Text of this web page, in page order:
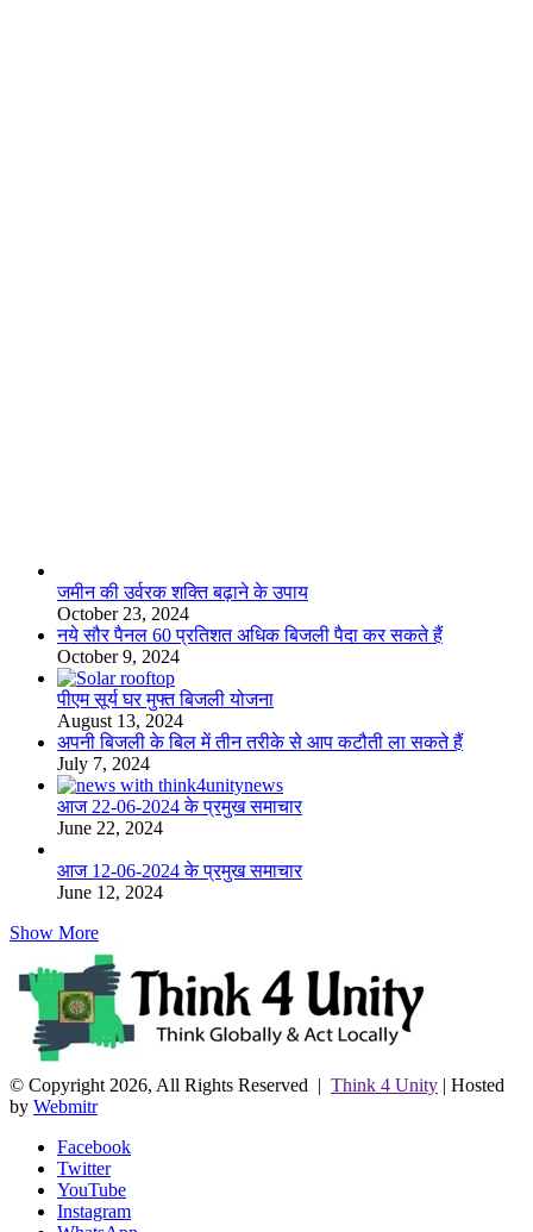
जमीन की उर्वरक शक्ति बढ़ाने के उपाय
October 23, 2024
नये सौर पैनल 60 प्रतिशत अधिक बिजली पैदा कर सकते हैं
October 9, 2024
पीएम सूर्य घर मुफ्त बिजली योजना
August 13, 2024
अपनी बिजली के बिल में तीन तरीके से आप कटौती ला सकते हैं
July 7, 2024
आज 22-06-2024 के प्रमुख समाचार
June 22, 2024
आज 12-06-2024 के प्रमुख समाचार
June 12, 2024
Show More
© Copyright 2026, All Rights Reserved | Think 4 Unity | Hosted
by Webmitr
Facebook
Twitter
YouTube
Instagram